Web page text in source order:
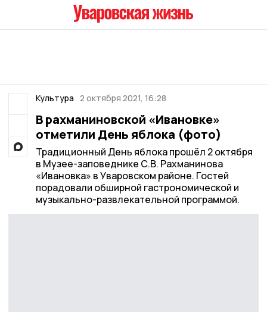
Культура 2 октября 2021, 16:28
В рахманиновской «Ивановке»
отметили День яблока (фото)
Традиционный День яблока прошёл 2 октября
в Музее-заповеднике С.В. Рахманинова
«Ивановка» в Уваровском районе. Гостей
порадовали обширной гастрономической и
музыкально-развлекательной программой.